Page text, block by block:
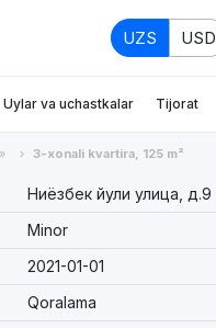
UZS USD
Uylar va uchastkalar Tijorat
3-xonali kvartira, 125 m²
Ниёзбек йули улица, д.9
Minor
2021-01-01
Qoralama